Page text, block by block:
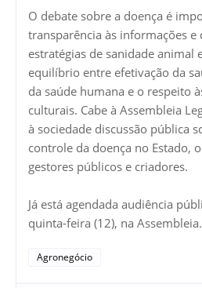
O debate sobre a doença é
transparência às informações e
estratégias de sanidade animal
equilíbrio entre efetivação da
da saúde humana e o respeito
culturais. Cabe à Assembleia
à sociedade discussão pública
controle da doença no Estado,
gestores públicos e criadores.
Já está agendada audiência
quinta-feira (12), na Assembleia.
Agronegócio